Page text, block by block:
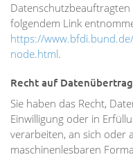
folgendem Link
https://
node.html.
Recht auf
Sie haben das Recht,
Einwilligung oder in
verarbeiten, an sich oder
maschinenlesbaren